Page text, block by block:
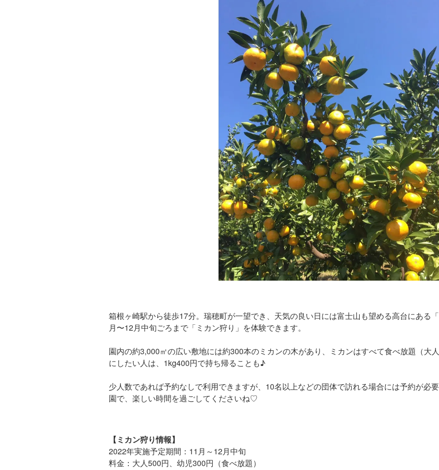
箱根ヶ崎駅から徒歩17分。瑞穂町が一望でき、天気の良い日には富士山も望める高台にある「
月〜12月中旬ごろまで「ミカン狩り」を体験できます。
園内の約3,000㎡の広い敷地には約300本のミカンの木があり、ミカンはすべて食べ放題（大
にしたい人は、1kg400円で持ち帰ることも♪
少人数であれば予約なしで利用できますが、10名以上などの団体で訪れる場合には予約が必
園で、楽しい時間を過ごしてくださいね♡
【ミカン狩り情報】
2022年実施予定期間：11月～12月中旬
料金：大人500円、幼児300円（食べ放題）